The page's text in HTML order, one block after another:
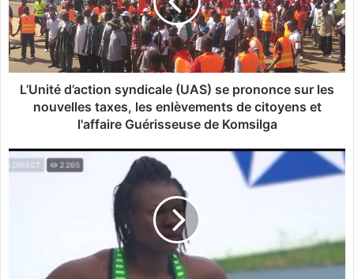
i
t
é
d
’
o
n
L’Unité d’action syndicale (UAS) se prononce sur les
nouvelles taxes, les enlèvements de citoyens et
l'affaire Guérisseuse de Komsilga
J
e